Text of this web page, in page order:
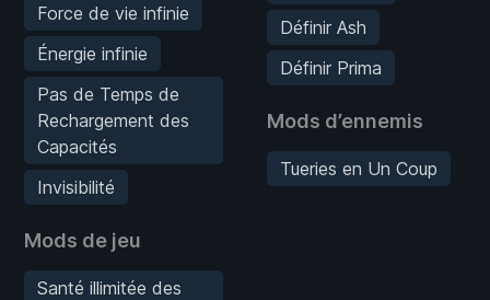
Force de vie infinie
Énergie infinie
Pas de Temps de
Rechargement des
Capacités
Invisibilité
Mods de jeu
Santé illimitée des
Définir Ash
Définir Prima
Mods d’ennemis
Tueries en Un Coup